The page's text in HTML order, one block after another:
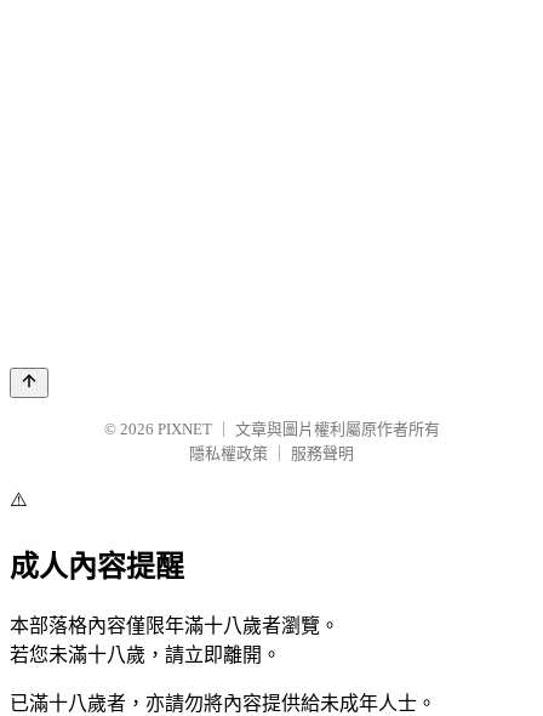
© 2026 PIXNET
文章與圖片權利屬原作者所有
隱私權政策
服務聲明
⚠️
成人內容提醒
本部落格內容僅限年滿十八歲者瀏覽。
若您未滿十八歲，請立即離開。
已滿十八歲者，亦請勿將內容提供給未成年人士。